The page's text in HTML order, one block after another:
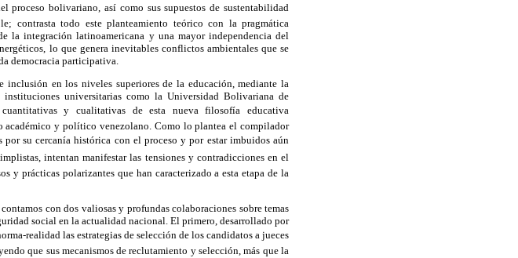
proceso bolivariano, así como sus supuestos de sustentabilidad
contrasta todo este planteamiento teórico con la pragmática
la integración latinoamericana y una mayor independencia del
lo que genera inevitables conflictos ambientales que se
democracia participativa.
inclusión en los niveles superiores de la educación, mediante la
universitarias como la Universidad Bolivariana de
y cualitativas de esta nueva filosofía educativa
académico y político venezolano. Como lo plantea el compilador
por su cercanía histórica con el proceso y por estar imbuidos aún
intentan manifestar las tensiones y contradicciones en el
y prácticas polarizantes que han caracterizado a esta etapa de la
con dos valiosas y profundas colaboraciones sobre temas
social en la actualidad nacional. El primero, desarrollado por
realidad las estrategias de selección de los candidatos a jueces
que sus mecanismos de reclutamiento y selección, más que la